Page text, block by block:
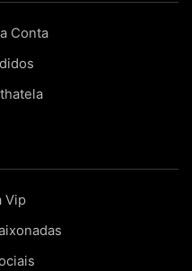
Conta
Vip